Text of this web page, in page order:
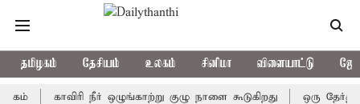
தமிழகம் தேசியம் உலகம் சினிமா விளையாட்டு
காவிரி நீர் ஒழுங்காற்று குழு நாளை கூடுகிறது ஒரு